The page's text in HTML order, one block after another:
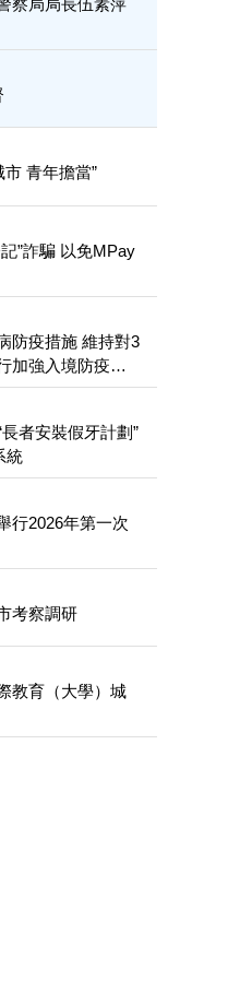
茶談 “平安城市 青年擔當”
”詐騙 以免MPay
防疫措施 維持對3
加強入境防疫措
者安裝假牙計劃”
統
行2026年第一次
考察調研
教育（大學）城